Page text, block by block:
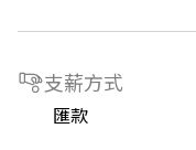
支薪方式
匯款